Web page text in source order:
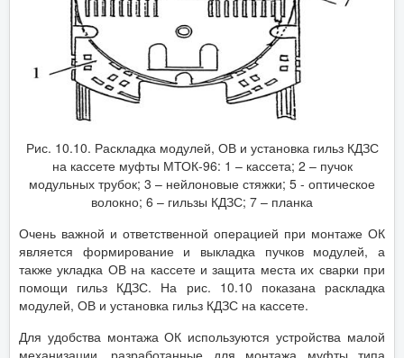
Рис. 10.10. Раскладка модулей, ОВ и установка гильз КДЗС
на кассете муфты МТОК-96: 1 – кассета; 2 – пучок
модульных трубок; 3 – нейлоновые стяжки; 5 - оптическое
волокно; 6 – гильзы КДЗС; 7 – планка
Очень важной и ответственной операцией при монтаже ОК
является формирование и выкладка пучков модулей, а
также укладка ОВ на кассете и защита места их сварки при
помощи гильз КДЗС. На рис. 10.10 показана раскладка
модулей, ОВ и установка гильз КДЗС на кассете.
Для удобства монтажа ОК используются устройства малой
механизации, разработанные для монтажа муфты типа